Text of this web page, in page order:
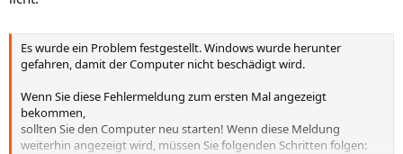
Es wurde ein Problem festgestellt. Windows wurde herunter
gefahren, damit der Computer nicht beschädigt wird.
Wenn Sie diese Fehlermeldung zum ersten Mal angezeigt
bekommen,
sollten Sie den Computer neu starten! Wenn diese Meldung
weiterhin angezeigt wird, müssen Sie folgenden Schritten folgen: